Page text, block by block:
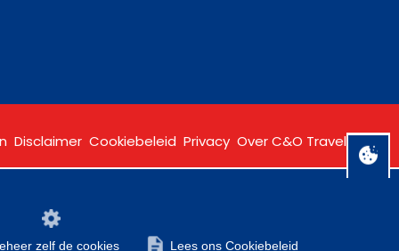
Disclaimer Cookiebeleid Privacy Over C&O Travel
zelf de cookies Lees ons Cookiebeleid